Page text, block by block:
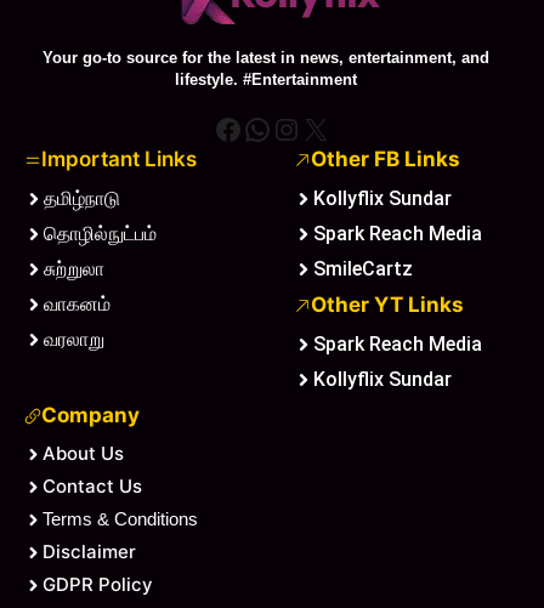
Your go-to source for the latest in news, entertainment, and
lifestyle. #Entertainment
Facebook
WhatsApp
Instagram
X
Important Links
தமிழ்நாடு
தொழில்நுட்பம்
சுற்றுலா
வாகனம்
வரலாறு
Other FB Links
Kollyflix Sundar
Spark Reach Media
SmileCartz
Other YT Links
Spark Reach Media
Kollyflix Sundar
Company
About Us
Contact Us
Terms & Conditions
Disclaimer
GDPR Policy